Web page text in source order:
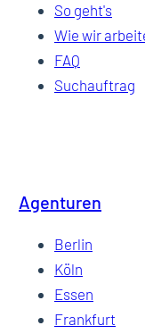
So geht's
Wie wir
FAQ
Suchauftrag
Agenturen
Berlin
Köln
Essen
Frankfurt